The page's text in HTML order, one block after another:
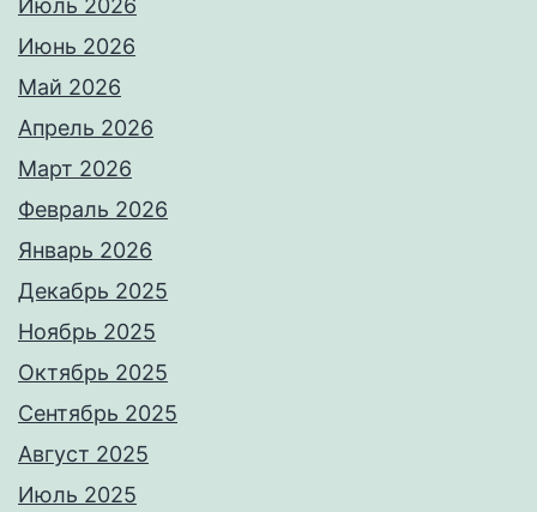
Июль 2026
Июнь 2026
Май 2026
Апрель 2026
Март 2026
Февраль 2026
Январь 2026
Декабрь 2025
Ноябрь 2025
Октябрь 2025
Сентябрь 2025
Август 2025
Июль 2025